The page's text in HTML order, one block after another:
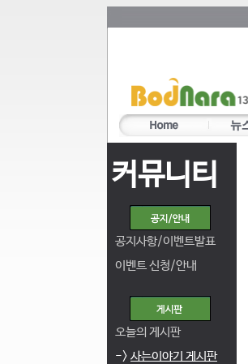
커뮤니티
공지사항/이벤트발표
이벤트 신청/안내
오늘의 게시판
-> 사는이야기 게시판